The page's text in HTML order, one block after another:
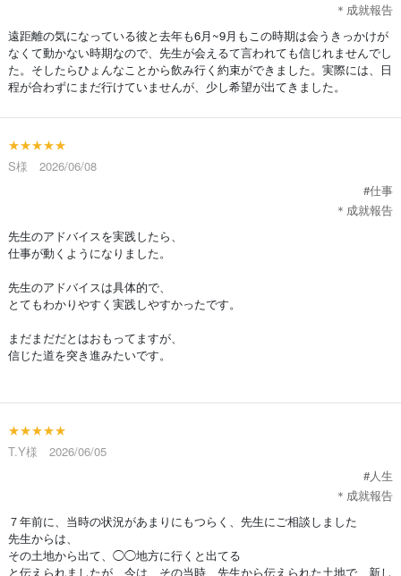
＊成就報告
遠距離の気になっている彼と去年も6月~9月もこの時期は会うきっかけが
なくて動かない時期なので、先生が会えるて言われても信じれませんでし
た。そしたらひょんなことから飲み行く約束ができました。実際には、日
程が合わずにまだ行けていませんが、少し希望が出てきました。
★★★★★
S様 2026/06/08
#仕事
＊成就報告
先生のアドバイスを実践したら、
仕事が動くようになりました。
先生のアドバイスは具体的で、
とてもわかりやすく実践しやすかったです。
まだまだだとはおもってますが、
信じた道を突き進みたいです。
★★★★★
T.Y様 2026/06/05
#人生
＊成就報告
７年前に、当時の状況があまりにもつらく、先生にご相談しました
先生からは、
その土地から出て、◯◯地方に行くと出てる
と伝えられましたが、今は、その当時、先生から伝えられた土地で、新し